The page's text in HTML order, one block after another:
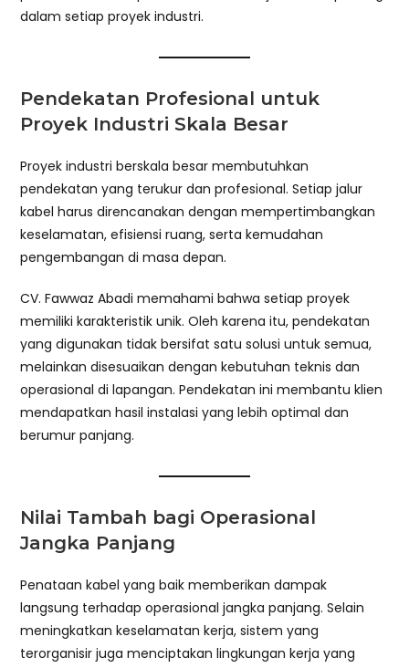
dalam setiap proyek industri.
Pendekatan Profesional untuk
Proyek Industri Skala Besar
Proyek industri berskala besar membutuhkan
pendekatan yang terukur dan profesional. Setiap jalur
kabel harus direncanakan dengan mempertimbangkan
keselamatan, efisiensi ruang, serta kemudahan
pengembangan di masa depan.
CV. Fawwaz Abadi memahami bahwa setiap proyek
memiliki karakteristik unik. Oleh karena itu, pendekatan
yang digunakan tidak bersifat satu solusi untuk semua,
melainkan disesuaikan dengan kebutuhan teknis dan
operasional di lapangan. Pendekatan ini membantu klien
mendapatkan hasil instalasi yang lebih optimal dan
berumur panjang.
Nilai Tambah bagi Operasional
Jangka Panjang
Penataan kabel yang baik memberikan dampak
langsung terhadap operasional jangka panjang. Selain
meningkatkan keselamatan kerja, sistem yang
terorganisir juga menciptakan lingkungan kerja yang